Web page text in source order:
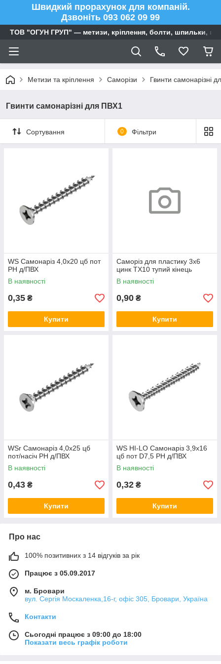
Швидкий прорахунок для компаній.
Дзвоніть 093 062 09 99
ТОВ "ОГУН ГРУП" — метизи, кріплення, болти, шпильки,
Метизи та кріплення Саморізи Гвинти самонарізні
Гвинти самонарізні для ПВХ1
Сортування 0 Фільтри
WS Самонаріз 4,0х20 цб пот
PH д/ПВХ
В наявності
0,35 ₴
Купити
Саморіз для пластику 3х6
цинк TX10 тупий кінець
В наявності
0,90 ₴
Купити
WSr Самонаріз 4,0х25 цб
пот/насіч PH д/ПВХ
В наявності
0,43 ₴
Купити
WS HI-LO Самонаріз 3,9х16
цб пот D7,5 PH д/ПВХ
В наявності
0,32 ₴
Купити
Про нас
100% позитивних з 14 відгуків за рік
Працює з 05.09.2017
м. Бровари
вул. Сергія Москаленка,16-г, офіс 305, Бровари, Україна
Контакти
Сьогодні працює з 09:00 до 18:00
Показати весь графік роботи